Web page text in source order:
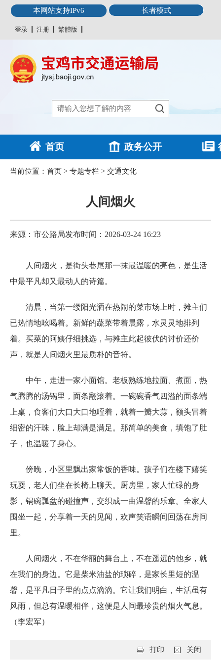
本网站支持IPv6 长者模式
登录 注册 繁體版
首页 政务公开
当前位置： 首页 > 专题专栏 > 交通文化
人间烟火
来源：市公路局发布时间：2026-03-24 16:23
人间烟火，是街头巷尾那一抹最温暖的亮色，是生活
中最平凡却又最动人的诗篇。
清晨，当第一缕阳光洒在热闹的菜市场上时，摊主们
已热情地吆喝着。新鲜的蔬菜带着晨露，水灵灵地排列
着。买菜的阿姨仔细挑选，与摊主此起彼伏的讨价还价
声，就是人间烟火里最质朴的音符。
中午，走进一家小面馆。老板熟练地拉面、煮面，热
气腾腾的汤锅里，面条翻滚着。一碗碗香气四溢的面条端
上桌，食客们大口大口地咥着，就着一瓣大蒜，额头冒着
细密的汗珠，脸上却满是满足。那简单的美食，填饱了肚
子，也温暖了身心。
傍晚，小区里飘出家常饭的香味。孩子们在楼下嬉笑
玩耍，老人们坐在长椅上聊天。厨房里，家人忙碌的身
影，锅碗瓢盆的碰撞声，交织成一曲温馨的乐章。全家人
围坐一起，分享着一天的见闻，欢声笑语瞬间回荡在房间
里。
人间烟火，不在华丽的舞台上，不在遥远的他乡，就
在我们的身边。它是柴米油盐的琐碎，是家长里短的温
馨，是平凡日子里的点点滴滴。它让我们明白，生活虽有
风雨，但总有温暖相伴，这便是人间最珍贵的烟火气息。
（李宏军）
关闭
打印